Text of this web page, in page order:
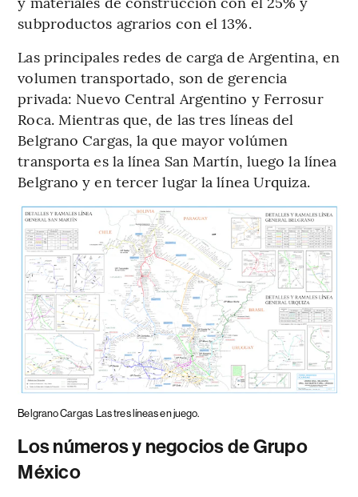
subproductos agrarios con el 13%.
Las principales redes de carga de Argentina, en
volumen transportado, son de gerencia
privada: Nuevo Central Argentino y Ferrosur
Roca. Mientras que, de las tres líneas del
Belgrano Cargas, la que mayor volúmen
transporta es la línea San Martín, luego la línea
Belgrano y en tercer lugar la línea Urquiza.
Belgrano Cargas Las tres líneas en juego.
Los números y negocios de Grupo
México